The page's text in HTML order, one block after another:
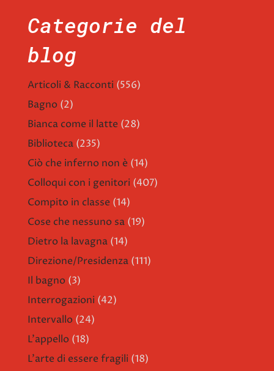
Categorie del
blog
Articoli & Racconti (556)
Bagno (2)
Bianca come il latte (28)
Biblioteca (235)
Ciò che inferno non è (14)
Colloqui con i genitori (407)
Compito in classe (14)
Cose che nessuno sa (19)
Dietro la lavagna (14)
Direzione/Presidenza (111)
Il bagno (3)
Interrogazioni (42)
Intervallo (24)
L'appello (18)
L'arte di essere fragili (18)